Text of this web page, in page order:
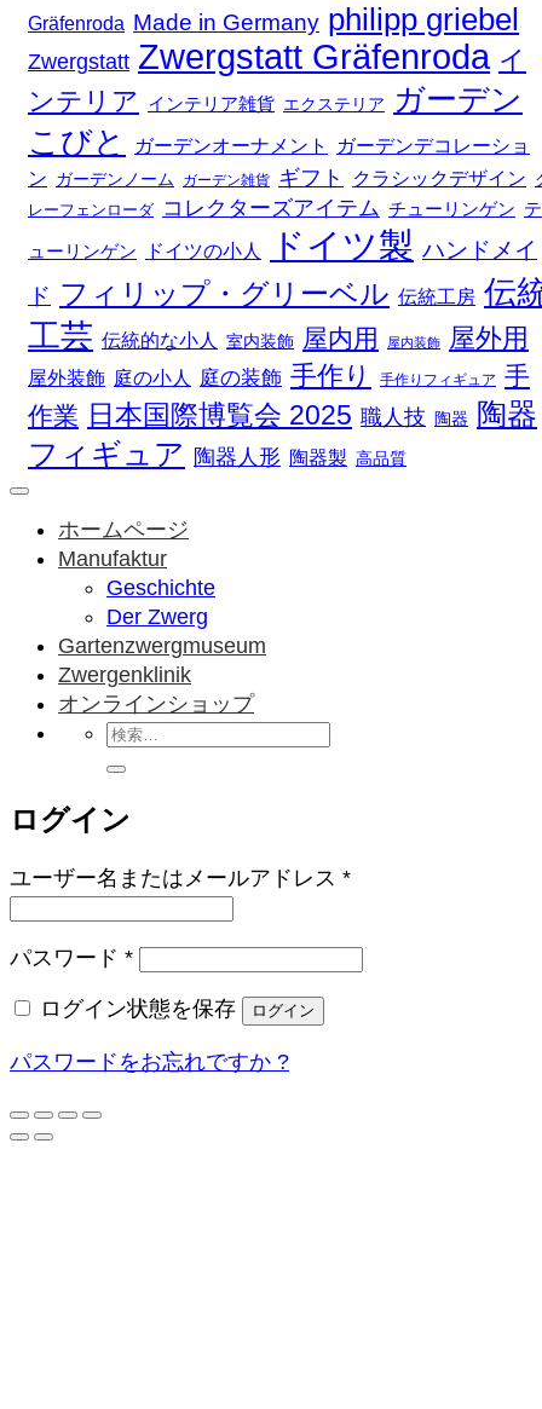
Gräfenroda Made in Germany philipp griebel
Zwergstatt Zwergstatt Gräfenroda イ
ンテリア インテリア雑貨 エクステリア
ガーデン
こびと
ガーデンオーナメント
ガーデンデコレーショ
ン ガーデンノーム ガーデン雑貨 ギフト クラシックデザイン
レーフェンローダ コレクターズアイテム チューリンゲン テ
ューリンゲン ドイツの小人 ドイツ製 ハンドメイ
ド フィリップ・グリーベル 伝統工房 伝
工芸 伝統的な小人 室内装飾 屋内用 屋内装飾 屋外用
屋外装飾 庭の小人 庭の装飾 手作り 手作りフィギュア
手
作業 日本国際博覧会 2025 職人技 陶器
陶器
フィギュア 陶器人形 陶器製 高品質
ホームページ
Manufaktur
Geschichte
Der Zwerg
Gartenzwergmuseum
Zwergenklinik
オンラインショップ
検
索
象:
ログイン
ユーザー名またはメールアドレス *必
パスワード *必
ログイン状態を保存
ログイン
パスワードをお忘れですか ?